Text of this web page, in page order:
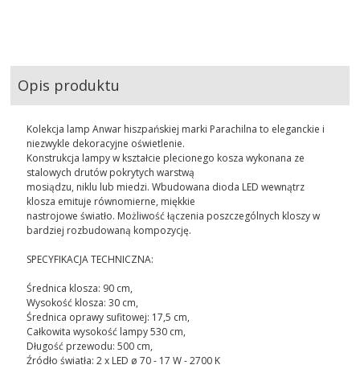
Opis produktu
Kolekcja lamp Anwar hiszpańskiej marki Parachilna to eleganckie i
niezwykle dekoracyjne oświetlenie.
Konstrukcja lampy w kształcie plecionego kosza wykonana ze
stalowych drutów pokrytych warstwą
mosiądzu, niklu lub miedzi. Wbudowana dioda LED wewnątrz
klosza emituje równomierne, miękkie
nastrojowe światło. Możliwość łączenia poszczególnych kloszy w
bardziej rozbudowaną kompozycję.
SPECYFIKACJA TECHNICZNA:
Średnica klosza: 90 cm,
Wysokość klosza: 30 cm,
Średnica oprawy sufitowej: 17,5 cm,
Całkowita wysokość lampy 530 cm,
Długość przewodu: 500 cm,
Źródło światła: 2 x LED ø 70 - 17 W - 2700 K